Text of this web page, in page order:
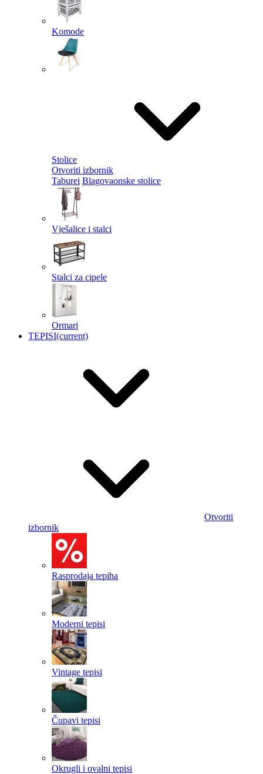
Komode
Stolice
Otvoriti izbornik
Taburei Blagovaonske stolice
Vješalice i stalci
Stalci za cipele
Ormari
TEPISI(current)
Otvoriti
izbornik
Rasprodaja tepiha
Moderni tepisi
Vintage tepisi
Čupavi tepisi
Okrugli i ovalni tepisi